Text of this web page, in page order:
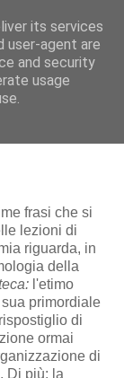
condividere
frasi che si
lezioni di
riguarda, in
della
l'etimo
primordiale
di
ormai
di
Di più: la
its services
user-agent are
and security
usage